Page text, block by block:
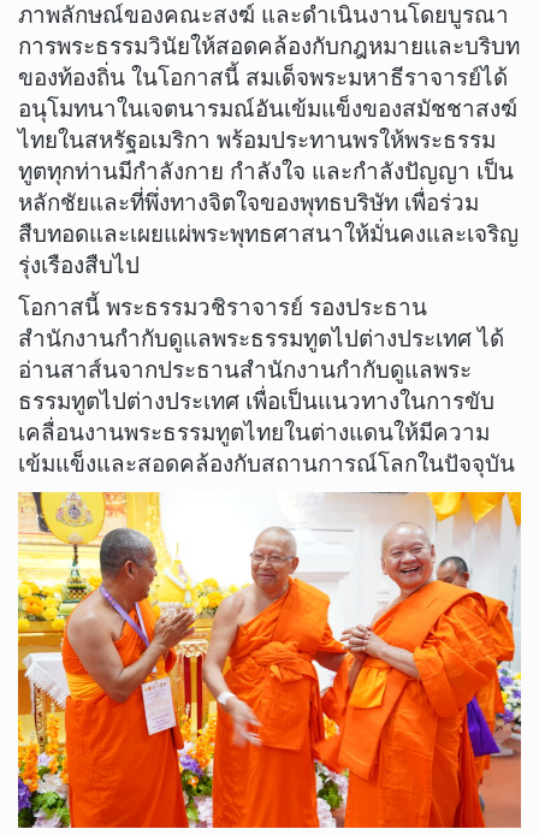
ภาพลักษณ์ของคณะสงฆ์ และดำเนินงานโดยบูรณา
การพระธรรมวินัยให้สอดคล้องกับกฎหมายและบริบท
ของท้องถิ่น ในโอกาสนี้ สมเด็จพระมหาธีราจารย์ได้
อนุโมทนาในเจตนารมณ์อันเข้มแข็งของสมัชชาสงฆ์
ไทยในสหรัฐอเมริกา พร้อมประทานพรให้พระธรรม
ทูตทุกท่านมีกำลังกาย กำลังใจ และกำลังปัญญา เป็น
หลักชัยและที่พึ่งทางจิตใจของพุทธบริษัท เพื่อร่วม
สืบทอดและเผยแผ่พระพุทธศาสนาให้มั่นคงและเจริญ
รุ่งเรืองสืบไป
​โอกาสนี้ พระธรรมวชิราจารย์ รองประธาน
สำนักงานกำกับดูแลพระธรรมทูตไปต่างประเทศ ได้
อ่านสาส์นจากประธานสำนักงานกำกับดูแลพระ
ธรรมทูตไปต่างประเทศ เพื่อเป็นแนวทางในการขับ
เคลื่อนงานพระธรรมทูตไทยในต่างแดนให้มีความ
เข้มแข็งและสอดคล้องกับสถานการณ์โลกในปัจจุบัน